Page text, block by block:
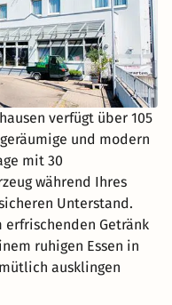
verfügt über 105
und modern
mit 30
während Ihres
Unterstand.
erfrischenden Getränk
ruhigen Essen in
ausklingen